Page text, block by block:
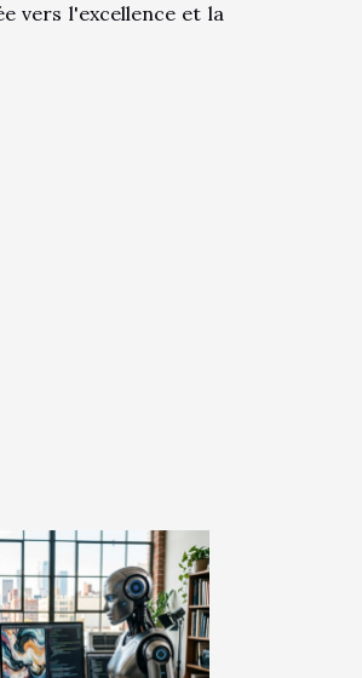
vers l'excellence et la